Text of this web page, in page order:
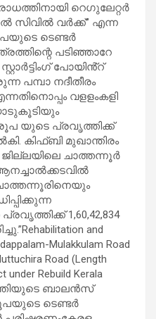
റെഗുലേറ്റർ
സിവിൽ വർക്ക്” എന്ന
ടെണ്ടർ
പടിഞ്ഞാറേ
പോയിൻ്റ്
പമ്പാ നദീതീരം
വളളംകളി
രൂപ യുടെ പ്രവൃത്തിക്ക്
കിഫ്ബി മുഖാന്തിരം
ചാത്തന്നൂർ
1,60,42,834
and
Mulakkulam Road
Road (Length
under Rebuild Kerala
ബാലൻസ്
രൂപയുടെ ടെണ്ടർ